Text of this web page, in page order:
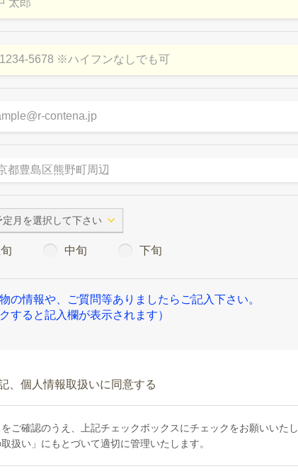
定月を選択して下さい
旬 中旬 下旬
の情報や、ご質問等ありましたらご記入下さい。
クすると記入欄が表示されます）
、個人情報取扱いに同意する
をご確認のうえ、上記チェックボックスにチェックをお願いいたし
扱い」にもとづいて適切に管理いたします。